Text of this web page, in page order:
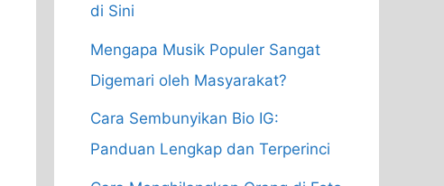
di Sini
Mengapa Musik Populer Sangat
Digemari oleh Masyarakat?
Cara Sembunyikan Bio IG:
Panduan Lengkap dan Terperinci